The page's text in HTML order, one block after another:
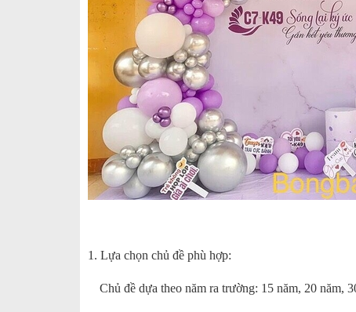
1. Lựa chọn chủ đề phù hợp:
Chủ đề dựa theo năm ra trường: 15 năm, 20 năm,